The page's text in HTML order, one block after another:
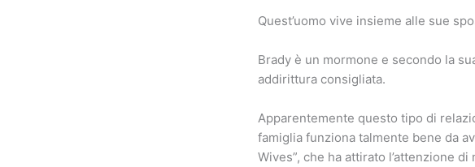
Quest’uomo vive insieme alle sue
Brady è un mormone e secondo la
addirittura consigliata.
Apparentemente questo tipo di
famiglia funziona talmente bene da
Wives”, che ha attirato l’attenzione